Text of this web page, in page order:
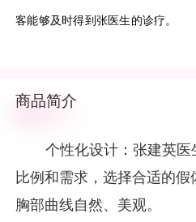
客能够及时得到张医生的诊疗。
商品简介
个性化设计：张建英
比例和需求，选择合适的
胸部曲线自然、美观。